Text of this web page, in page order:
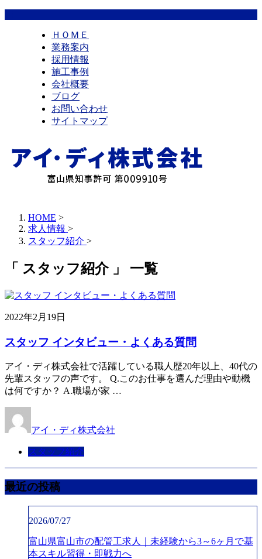
ＨＯＭＥ
業務案内
採用情報
施工事例
会社概要
ブログ
お問い合わせ
サイトマップ
HOME >
求人情報 >
スタッフ紹介 >
「 スタッフ紹介 」 一覧
2022年2月19日
スタッフ インタビュー・よくある質問
アイ・ディ株式会社で活躍している職人歴20年以上、40代の
先輩スタッフの声です。 Q.このお仕事を選んだ理由や動機
は何ですか？ A.職場が家 …
アイ・ディ株式会社
スタッフ紹介
最近の投稿
2026/07/27
富山県富山市の配管工求人｜未経験から3～6ヶ月で基
本スキル習得・即戦力へ